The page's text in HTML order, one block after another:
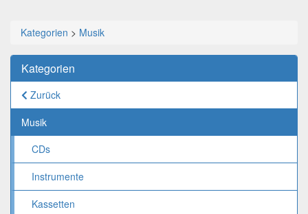
Kategorien > Musik
Kategorien
Zurück
Musik
CDs
Instrumente
Kassetten